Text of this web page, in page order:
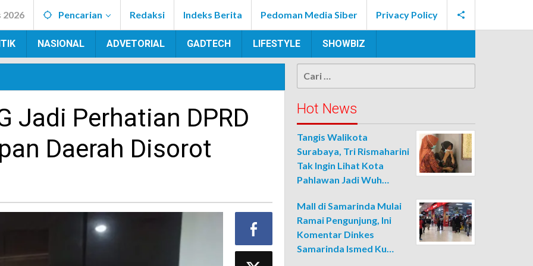
2026 Pencarian Redaksi Indeks Berita Pedoman Media Siber Privacy Policy
NASIONAL ADVETORIAL GADTECH LIFESTYLE SHOWBIZ
Jadi Perhatian DPRD
Daerah Disorot
Cari
untuk:
Hot News
Tangis Walikota
Surabaya, Tri Rismaharini
Tak Ingin Lihat Kota
Pahlawan Jadi Wuh…
Mall di Samarinda Mulai
Ramai Pengunjung, Ini
Komentar Dinkes
Samarinda Ismed Ku…